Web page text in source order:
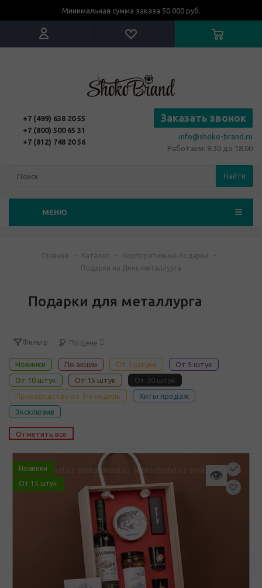
Минимальная сумма заказа 50 000 руб.
+7 (499) 638 20 55
+7 (800) 500 65 31
+7 (812) 748 20 56
Заказать звонок
info@shoko-brand.ru
Работаем: 9.30 до 18.00
Найти
МЕНЮ
Главная - Каталог - Корпоративные подарки
-
Подарки на День металлурга
Подарки для металлурга
Фильтр По цене
Новинки По акции От 1 штуки
От 5 штук
От 10 штук
От 15 штук
От 30 штук
Производство от 3-х недель
Хиты продаж
Эксклюзив
Отметить все
Новинки
От 15 штук
👁